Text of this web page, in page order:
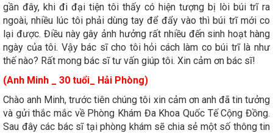
gần đây, khi đi đại tiện tôi thấy có hiện tượng bị lòi búi trĩ ra
ngoài, nhiều lúc tôi phải dùng tay để đẩy vào thì búi trĩ mới co
lại được. Điều này gây ảnh hưởng rất nhiều đến sinh hoạt hàng
ngày của tôi. Vậy bác sĩ cho tôi hỏi cách làm co búi trĩ là như
thế nào? Rất mong bác sĩ tư vấn giúp tôi. Xin cảm ơn bác sĩ!
(Anh Minh _ 30 tuổi_ Hải Phòng)
Chào anh Minh, trước tiên chúng tôi xin cảm ơn anh đã tin tưởng
và gửi thắc mắc về Phòng Khám Đa Khoa Quốc Tế Cộng Đồng.
Sau đây các bác sĩ tại phòng khám sẽ chia sẻ một số thông tin